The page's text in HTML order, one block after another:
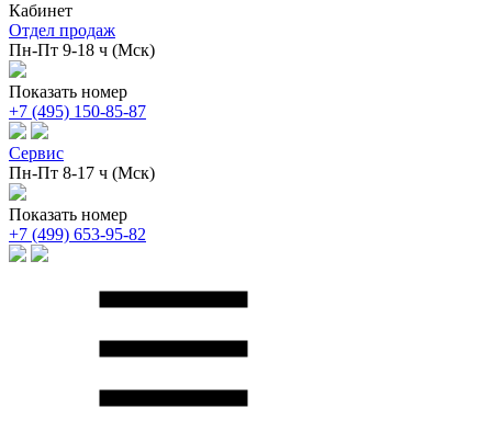
Кабинет
Отдел продаж
Пн-Пт 9-18 ч (Мск)
Показать номер
+7 (495) 150-85-87
Сервис
Пн-Пт 8-17 ч (Мск)
Показать номер
+7 (499) 653-95-82